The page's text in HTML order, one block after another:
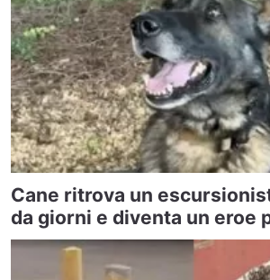
Cane ritrova un
da giorni e diventa un eroe